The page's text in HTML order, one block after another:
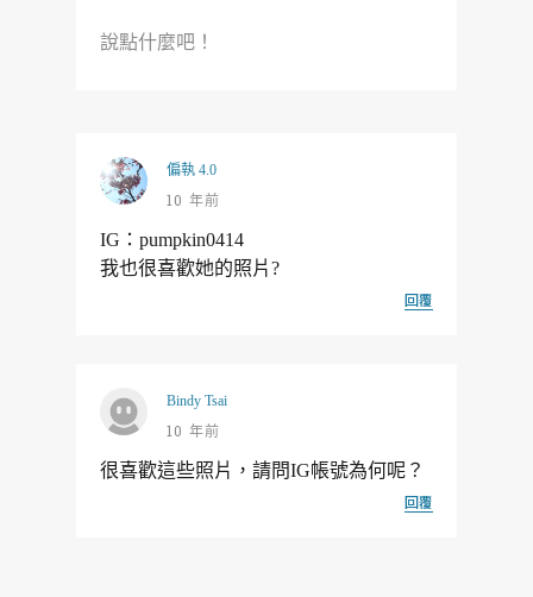
說點什麼吧！
偏執 4.0
10 年前
IG：pumpkin0414
我也很喜歡她的照片?
回覆
Bindy Tsai
10 年前
很喜歡這些照片，請問IG帳號為何呢？
回覆